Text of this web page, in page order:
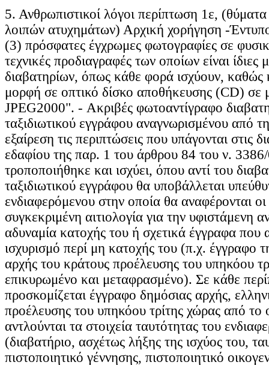
5. Ανθρωπιστικοί λόγοι περίπτωση 1ε,
λοιπών ατυχημάτων) Αρχική χορήγηση -
(3) πρόσφατες έγχρωμες φωτογραφίες σε
τεχνικές προδιαγραφές των οποίων είναι ίδιες
διαβατηρίων, όπως κάθε φορά ισχύουν, καθώς
μορφή σε οπτικό δίσκο αποθήκευσης (CD) σε
JPEG2000". - Ακριβές φωτοαντίγραφο
ταξιδιωτικού εγγράφου αναγνωρισμένου από
εξαίρεση τις περιπτώσεις που υπάγονται στις
εδαφίου της παρ. 1 του άρθρου 84 του ν.
τροποποιήθηκε και ισχύει, όπου αντί του
ταξιδιωτικού εγγράφου θα υποβάλλεται
ενδιαφερόμενου στην οποία θα αναφέρονται οι
συγκεκριμένη αιτιολογία για την υφιστάμενη
αδυναμία κατοχής του ή σχετικά έγγραφα που
ισχυρισμό περί μη κατοχής του (π.χ. έγγραφο
αρχής του κράτους προέλευσης του υπηκόου
επικυρωμένο και μεταφρασμένο). Σε κάθε
προσκομίζεται έγγραφο δημόσιας αρχής,
προέλευσης του υπηκόου τρίτης χώρας από το
αντλούνται τα στοιχεία ταυτότητας του
(διαβατήριο, ασχέτως λήξης της ισχύος του,
πιστοποιητικό γέννησης, πιστοποιητικό